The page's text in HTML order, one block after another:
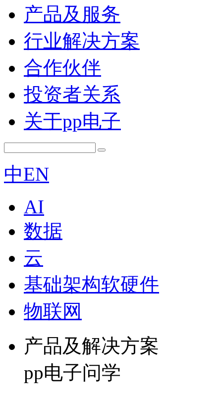
产品及服务
行业解决方案
合作伙伴
投资者关系
关于pp电子
中EN
AI
数据
云
基础架构软硬件
物联网
产品及解决方案
pp电子问学